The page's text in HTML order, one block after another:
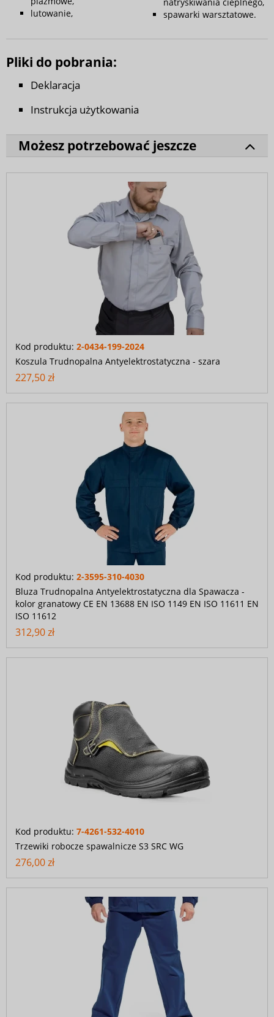
lutowanie,
spawarki warsztatowe.
Pliki do pobrania:
Deklaracja
Instrukcja użytkowania
Możesz potrzebować jeszcze
Kod produktu: 2-0434-199-2024
Koszula Trudnopalna Antyelektrostatyczna - szara
227,50 zł
Kod produktu: 2-3595-310-4030
Bluza Trudnopalna Antyelektrostatyczna dla Spawacza -
kolor granatowy CE EN 13688 EN ISO 1149 EN ISO 11611 EN
ISO 11612
312,90 zł
Kod produktu: 7-4261-532-4010
Trzewiki robocze spawalnicze S3 SRC WG
276,00 zł